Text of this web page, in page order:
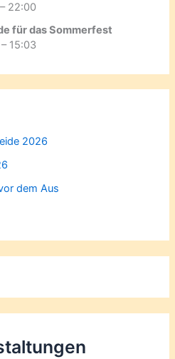
22:00
für das Sommerfest
15:03
2026
dem Aus